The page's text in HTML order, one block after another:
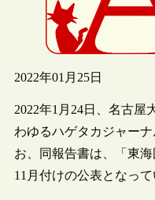
2022年01月25日
2022年1月24日、名古
わゆるハゲタカジャー
お、同報告書は、「東
11月付けの公表となって